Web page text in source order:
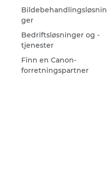
Bildebehandlingsløsnin
ger
Bedriftsløsninger og -
tjenester
Finn en Canon-
forretningspartner